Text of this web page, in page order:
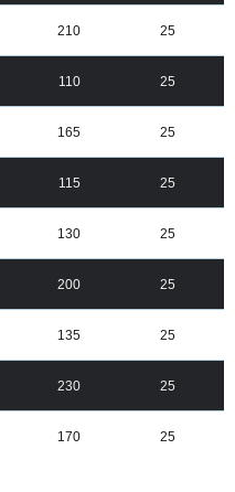
210 25
110 25
165 25
115 25
130 25
200 25
135 25
230 25
170 25